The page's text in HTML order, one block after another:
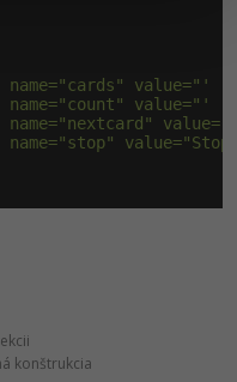
value="'
value="'
name="nextcard"
name="stop"
konštrukcia